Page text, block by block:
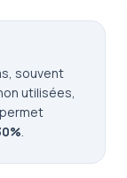
souvent
utilisées,
.